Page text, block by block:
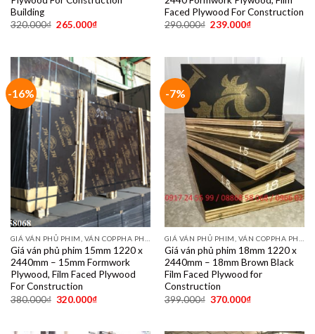
Building
320.000₫ 265.000₫
Faced Plywood For Construction
290.000₫ 239.000₫
-16%
GIÁ VÁN PHỦ PHIM, VÁN COPPHA PHỦ PHIM GIÁ RẺ
Giá ván phủ phim 15mm 1220 x
2440mm – 15mm Formwork
Plywood, Film Faced Plywood
For Construction
380.000₫ 320.000₫
-7%
GIÁ VÁN PHỦ PHIM, VÁN COPPHA PHỦ PHIM GIÁ RẺ
Giá ván phủ phim 18mm 1220 x
2440mm – 18mm Brown Black
Film Faced Plywood for
Construction
399.000₫ 370.000₫